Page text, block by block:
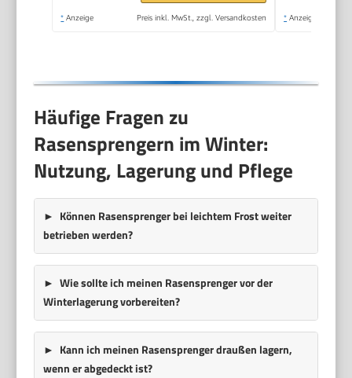
Bedienung, sicherer
* Anzeige Preis inkl. MwSt., zzgl. Versandkosten * Anzeige
Häufige Fragen zu
Rasensprengern im Winter:
Nutzung, Lagerung und Pflege
Können Rasensprenger bei leichtem Frost weiter
betrieben werden?
Wie sollte ich meinen Rasensprenger vor der
Winterlagerung vorbereiten?
Kann ich meinen Rasensprenger draußen lagern,
wenn er abgedeckt ist?